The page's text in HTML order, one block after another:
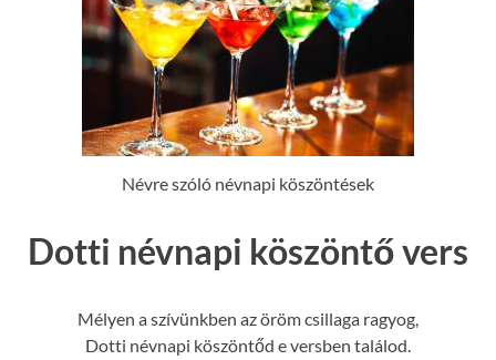
Névre szóló névnapi köszöntések
Dotti névnapi köszöntő vers
Mélyen a szívünkben az öröm csillaga ragyog,
Dotti névnapi köszöntőd e versben találod.